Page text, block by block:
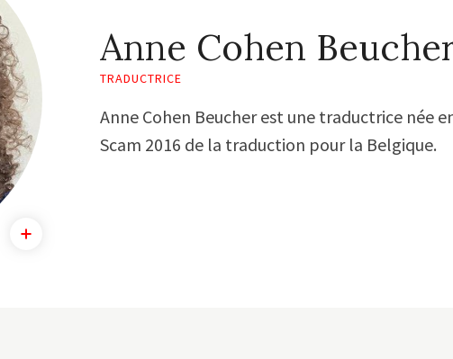
Anne Cohen
TRADUCTRICE
Anne Cohen Beucher est une traductrice née
Scam 2016 de la traduction pour la Belgique.